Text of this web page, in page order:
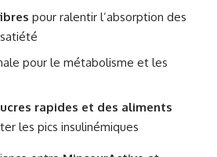
pour ralentir l’absorption des
pour le métabolisme et les
rapides et des aliments
les pics insulinémiques